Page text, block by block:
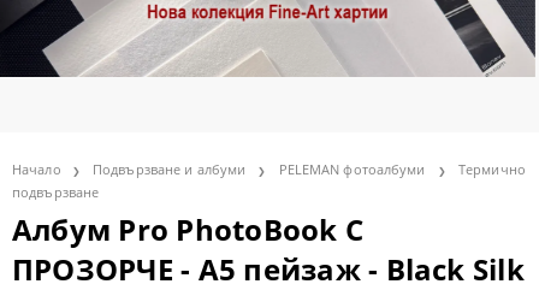
Начало Подвързване и албуми PELEMAN фотоалбуми
Термично
подвързване
Албум Pro PhotoBook С
ПРОЗОРЧЕ - A5 пейзаж - Black Silk